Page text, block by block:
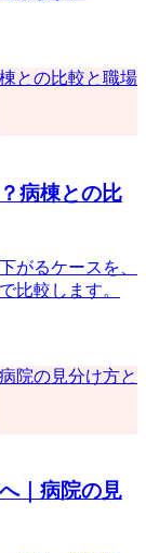
病棟との比
がるケースを、
比較します。
｜病院の見